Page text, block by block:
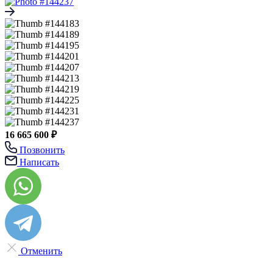
16 665 600 ₽
Позвонить
Написать
Отменить